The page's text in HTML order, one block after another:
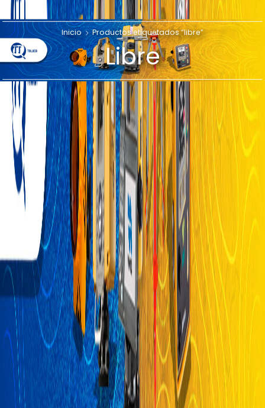
Inicio Productos etiquetados “libre”
Libre